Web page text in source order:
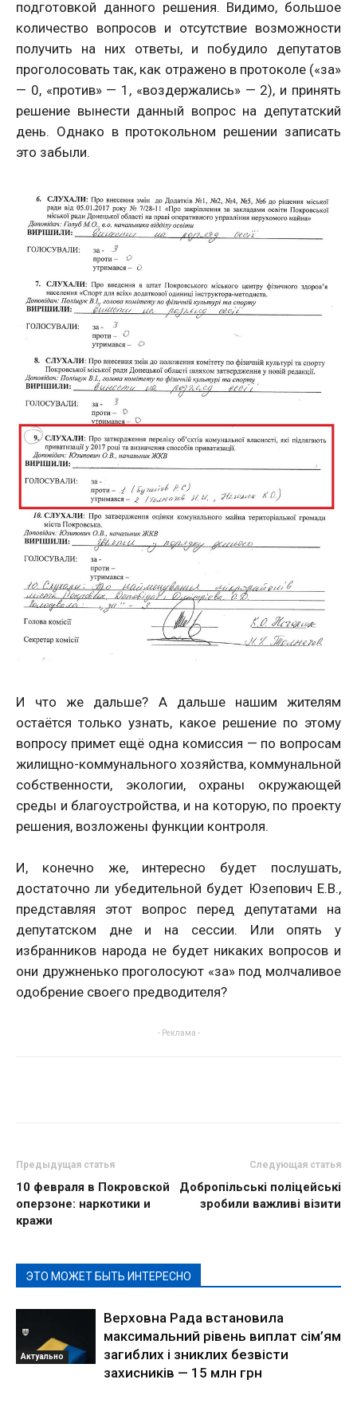
подготовкой данного решения. Видимо, большое
количество вопросов и отсутствие возможности
получить на них ответы, и побудило депутатов
проголосовать так, как отражено в протоколе («за»
— 0, «против» — 1, «воздержались» — 2), и принять
решение вынести данный вопрос на депутатский
день. Однако в протокольном решении записать
это забыли.
И что же дальше? А дальше нашим жителям
остаётся только узнать, какое решение по этому
вопросу примет ещё одна комиссия — по вопросам
жилищно-коммунального хозяйства, коммунальной
собственности, экологии, охраны окружающей
среды и благоустройства, и на которую, по проекту
решения, возложены функции контроля.
И, конечно же, интересно будет послушать,
достаточно ли убедительной будет Юзепович Е.В.,
представляя этот вопрос перед депутатами на
депутатском дне и на сессии. Или опять у
избранников народа не будет никаких вопросов и
они дружненько проголосуют «за» под молчаливое
одобрение своего предводителя?
- Реклама -
Предыдущая статья
10 февраля в Покровской
оперзоне: наркотики и
кражи
Следующая статья
Добропільські поліцейські
зробили важливі візити
ЭТО МОЖЕТ БЫТЬ ИНТЕРЕСНО
Актуально
Верховна Рада встановила
максимальний рівень виплат сім’ям
загиблих і зниклих безвісти
захисників — 15 млн грн